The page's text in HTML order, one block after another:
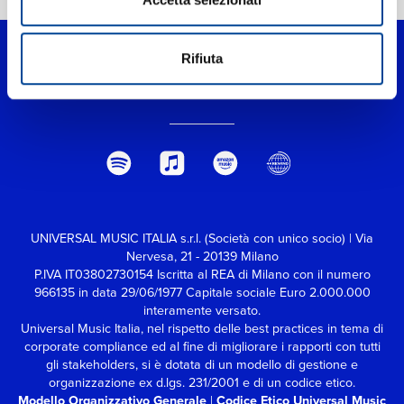
Rifiuta
UNIVERSAL MUSIC ITALIA s.r.l. (Società con unico socio) | Via
Nervesa, 21 - 20139 Milano
P.IVA IT03802730154 Iscritta al REA di Milano con il numero
966135 in data 29/06/1977Capitale sociale Euro 2.000.000
interamente versato.
Universal Music Italia, nel rispetto delle best practices in tema di
corporate compliance ed al fine di migliorare i rapporti con tutti
gli stakeholders,si è dotata di un modello di gestione e
organizzazione ex d.lgs. 231/2001 e di un codice etico.